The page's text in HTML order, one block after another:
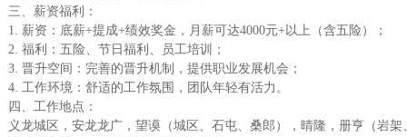
三、薪资福利：
1. 薪资：底薪+提成+绩效奖金，月薪可达4000元+以上（含五险）；
2. 福利：五险、节日福利、员工培训；
3. 晋升空间：完善的晋升机制，提供职业发展机会；
4. 工作环境：舒适的工作氛围，团队年轻有活力。
四、工作地点：
义龙城区，安龙龙广，望谟（城区、石屯、桑郎），晴隆，册亨（岩架